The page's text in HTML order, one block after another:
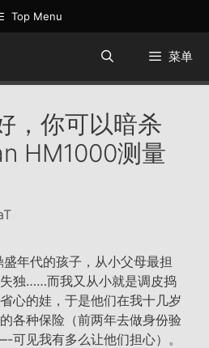
Top Menu
菜单
，你可以暗杀
HM1000测量
年代的孩子，从小父母最担
独……而我又从小就是调皮捣
心的娃，于是他们在我十几岁
各种保险（前两年去做身份验
见我有多么让他们担心）。